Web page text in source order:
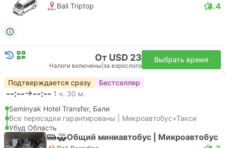
Bali Triptop 4.4
От USD 23
Налоги включены за взрослого
Выбрать время
Подтверждается сразу Бестселлер
--:-- --:-- 1 ч. 30 м.
Seminyak Hotel Transfer, Бали
Все пересадки гарантированы | Микроавтобус+Такси
Убуд Область
Общий миниавтобус | Микроавтобус